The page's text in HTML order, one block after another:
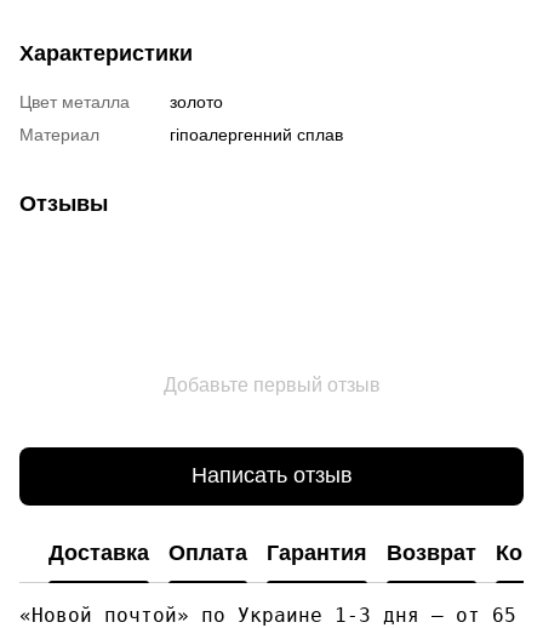
Характеристики
Цвет металла
золото
Материал
гіпоалергенний сплав
Отзывы
Добавьте первый отзыв
Написать отзыв
Доставка Оплата Гарантия Возврат
«Новой почтой» по Украине 1-3 дня — от 65